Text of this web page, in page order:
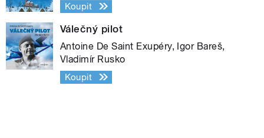
Koupit
Válečný pilot
Antoine De Saint Exupéry, Igor Bareš,
Vladimír Rusko
Koupit